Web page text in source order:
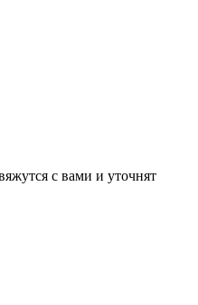
с вами и уточнят